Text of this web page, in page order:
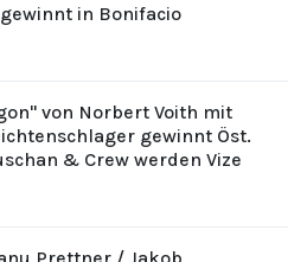
gewinnt in Bonifacio
von Norbert Voith mit
gewinnt Öst.
& Crew werden Vize
Prettner / Jakob